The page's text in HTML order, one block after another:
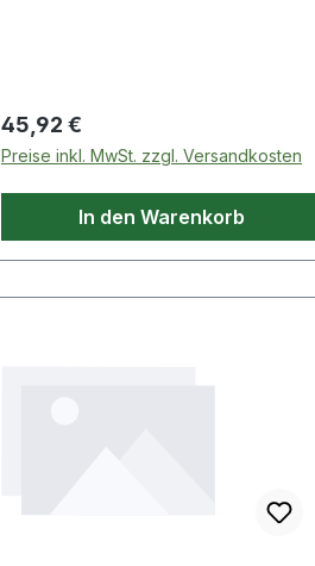
Regulärer Preis:
45,92 €
Preise inkl. MwSt. zzgl. Versandkosten
In den Warenkorb